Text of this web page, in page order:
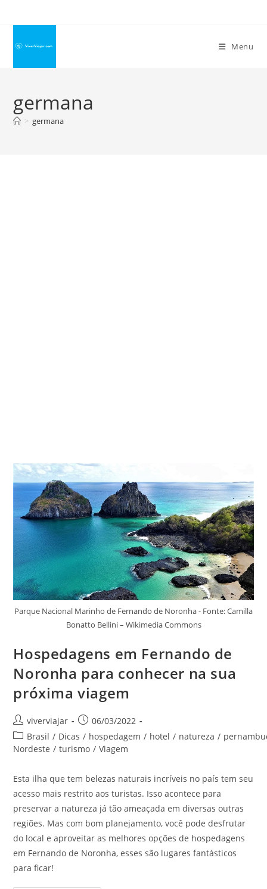
conteúdo
Menu
germana
> germana
Parque Nacional Marinho de Fernando de Noronha - Fonte: Camilla
Bonatto Bellini – Wikimedia Commons
Hospedagens em Fernando de
Noronha para conhecer na sua
próxima viagem
Autor
do
post:
viverviajar
Post
publicado:
06/03/2022
Categoria
do
Brasil / Dicas / hospedagem / hotel / natureza /
Nordeste / turismo / Viagem
Esta ilha que tem belezas naturais incríveis no país tem seu
acesso mais restrito aos turistas. Isso acontece para
preservar a natureza já tão ameaçada em diversas outras
regiões. Mas com bom planejamento, você pode desfrutar
do local e aproveitar as melhores opções de hospedagens
em Fernando de Noronha, esses são lugares fantásticos
para ficar!